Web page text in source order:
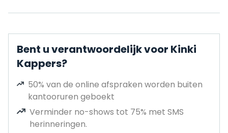
Bent u verantwoordelijk voor Kinki
Kappers?
50% van de online afspraken worden buiten
kantooruren geboekt
Verminder no-shows tot 75% met SMS
herinneringen.